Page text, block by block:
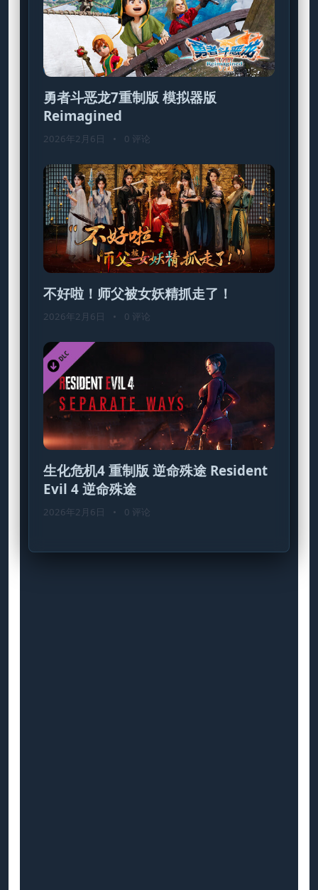
勇者斗恶龙7重制版 模拟器版
Reimagined
2026年2月6日 • 0 评论
不好啦！师父被女妖精抓走了！
2026年2月6日 • 0 评论
生化危机4 重制版 逆命殊途 Resident
Evil 4 逆命殊途
2026年2月6日 • 0 评论